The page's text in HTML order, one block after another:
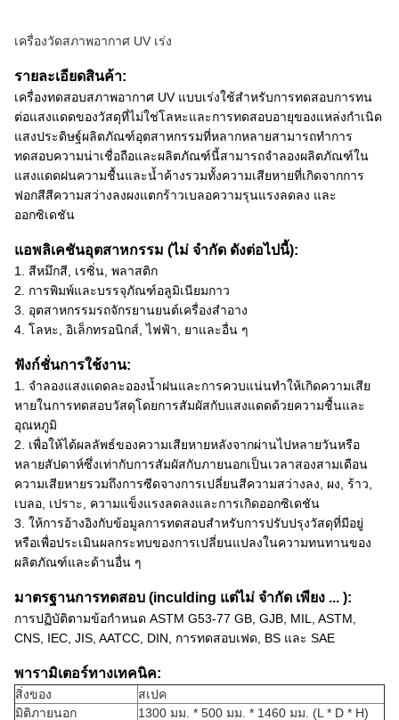
เครื่องวัดสภาพอากาศ UV เร่ง
รายละเอียดสินค้า:
เครื่องทดสอบสภาพอากาศ UV แบบเร่งใช้สำหรับการทดสอบการทน
ต่อแสงแดดของวัสดุที่ไม่ใช่โลหะและการทดสอบอายุของแหล่งกำเนิด
แสงประดิษฐ์ผลิตภัณฑ์อุตสาหกรรมที่หลากหลายสามารถทำการ
ทดสอบความน่าเชื่อถือและผลิตภัณฑ์นี้สามารถจำลองผลิตภัณฑ์ใน
แสงแดดฝนความชื้นและน้ำค้างรวมทั้งความเสียหายที่เกิดจากการ
ฟอกสีสีความสว่างลงผงแตกร้าวเบลอความรุนแรงลดลง และ
ออกซิเดชัน
แอพลิเคชันอุตสาหกรรม (ไม่ จำกัด ดังต่อไปนี้):
1. สีหมึกสี, เรซิ่น, พลาสติก
2. การพิมพ์และบรรจุภัณฑ์อลูมิเนียมกาว
3. อุตสาหกรรมรถจักรยานยนต์เครื่องสำอาง
4. โลหะ, อิเล็กทรอนิกส์, ไฟฟ้า, ยาและอื่น ๆ
ฟังก์ชั่นการใช้งาน:
1. จำลองแสงแดดละอองน้ำฝนและการควบแน่นทำให้เกิดความเสีย
หายในการทดสอบวัสดุโดยการสัมผัสกับแสงแดดด้วยความชื้นและ
อุณหภูมิ
2. เพื่อให้ได้ผลลัพธ์ของความเสียหายหลังจากผ่านไปหลายวันหรือ
หลายสัปดาห์ซึ่งเท่ากับการสัมผัสกับภายนอกเป็นเวลาสองสามเดือน
ความเสียหายรวมถึงการซีดจางการเปลี่ยนสีความสว่างลง, ผง, ร้าว,
เบลอ, เปราะ, ความแข็งแรงลดลงและการเกิดออกซิเดชัน
3. ให้การอ้างอิงกับข้อมูลการทดสอบสำหรับการปรับปรุงวัสดุที่มีอยู่
หรือเพื่อประเมินผลกระทบของการเปลี่ยนแปลงในความทนทานของ
ผลิตภัณฑ์และด้านอื่น ๆ
มาตรฐานการทดสอบ (inculding แต่ไม่ จำกัด เพียง ... ):
การปฏิบัติตามข้อกำหนด ASTM G53-77 GB, GJB, MIL, ASTM,
CNS, IEC, JIS, AATCC, DIN, การทดสอบเฟด, BS และ SAE
พารามิเตอร์ทางเทคนิค:
สิ่งของ
สเปค
มิติภายนอก
1300 มม. * 500 มม. * 1460 มม. (L * D * H)